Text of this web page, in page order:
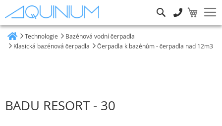
Technologie
Bazénová vodní čerpadla
Klasická bazénová čerpadla
Čerpadla k bazénům - čerpadla nad 12m3
BADU RESORT - 30